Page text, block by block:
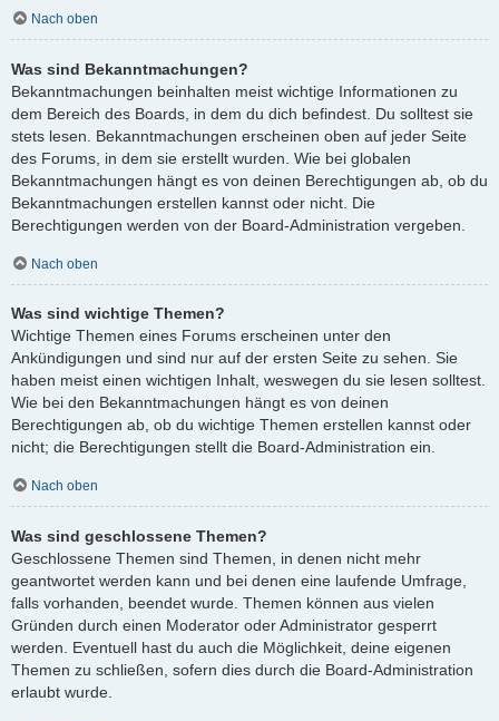
Nach oben
Was sind Bekanntmachungen?
Bekanntmachungen beinhalten meist wichtige Informationen zu
dem Bereich des Boards, in dem du dich befindest. Du solltest sie
stets lesen. Bekanntmachungen erscheinen oben auf jeder Seite
des Forums, in dem sie erstellt wurden. Wie bei globalen
Bekanntmachungen hängt es von deinen Berechtigungen ab, ob du
Bekanntmachungen erstellen kannst oder nicht. Die
Berechtigungen werden von der Board-Administration vergeben.
Nach oben
Was sind wichtige Themen?
Wichtige Themen eines Forums erscheinen unter den
Ankündigungen und sind nur auf der ersten Seite zu sehen. Sie
haben meist einen wichtigen Inhalt, weswegen du sie lesen solltest.
Wie bei den Bekanntmachungen hängt es von deinen
Berechtigungen ab, ob du wichtige Themen erstellen kannst oder
nicht; die Berechtigungen stellt die Board-Administration ein.
Nach oben
Was sind geschlossene Themen?
Geschlossene Themen sind Themen, in denen nicht mehr
geantwortet werden kann und bei denen eine laufende Umfrage,
falls vorhanden, beendet wurde. Themen können aus vielen
Gründen durch einen Moderator oder Administrator gesperrt
werden. Eventuell hast du auch die Möglichkeit, deine eigenen
Themen zu schließen, sofern dies durch die Board-Administration
erlaubt wurde.